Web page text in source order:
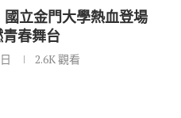
國立金門大學熱血登場
春舞台
2.6K觀看